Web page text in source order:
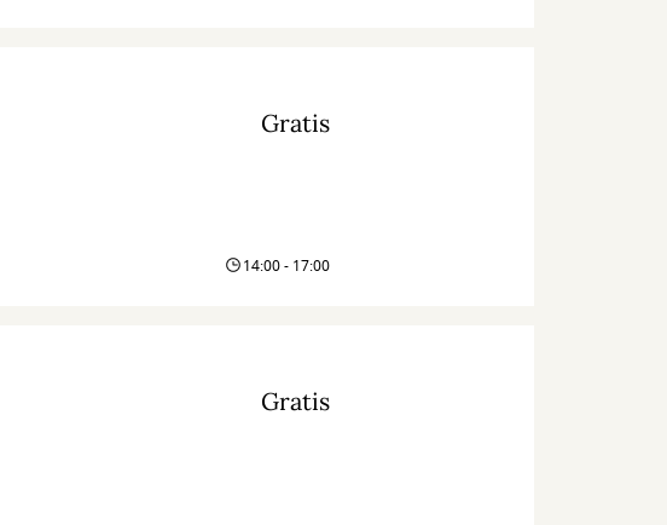
Gratis
14:00 - 17:00
Gratis